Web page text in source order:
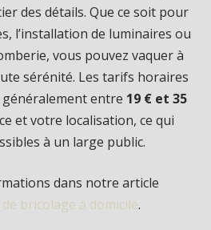
des détails. Que ce soit pour
l’installation de luminaires ou
vous pouvez vaquer à
sérénité. Les tarifs horaires
entre 19 € et 35
et votre localisation, ce qui
à un large public.
dans notre article
bricolage à domicile.